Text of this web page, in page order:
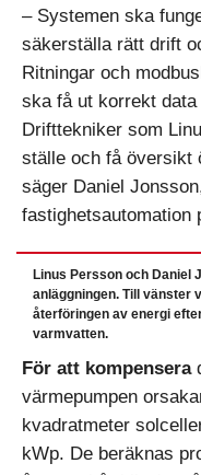
– Systemen ska
säkerställa rätt drift
Ritningar och
ska få ut korrekt
Drifttekniker som
ställe och få översikt
säger Daniel
fastighetsautomation
Linus Persson och Daniel
anläggningen. Till vänster
återföringen av energi
varmvatten.
För att kompensera
värmepumpen
kvadratmeter
kWp. De beräknas